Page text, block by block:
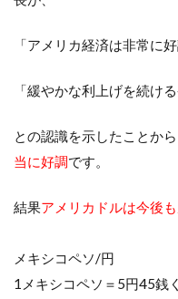
「アメリカ経済は非常に好
「緩やかな利上げを続け
との認識を示したことから
当に好調です。
結果アメリカドルは今後
メキシコペソ/円
1メキシコペソ＝5円45銭